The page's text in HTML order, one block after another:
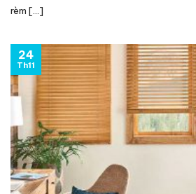
rèm [...]
24
Th11